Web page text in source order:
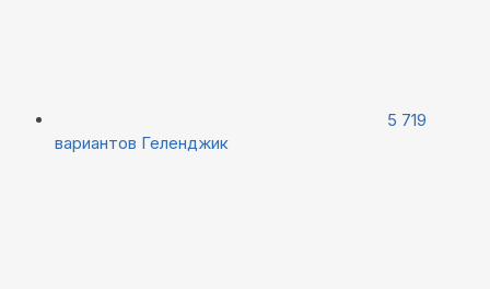
5 719
вариантов Геленджик